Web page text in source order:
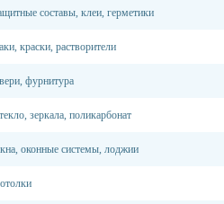
составы, клеи, герметики
краски, растворители
фурнитура
зеркала, поликарбонат
оконные системы, лоджии